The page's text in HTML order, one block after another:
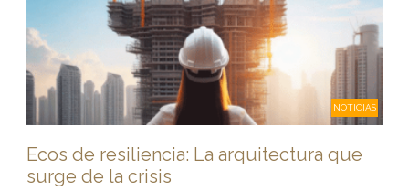
NOTICIAS
Ecos de resiliencia: La arquitectura que
surge de la crisis